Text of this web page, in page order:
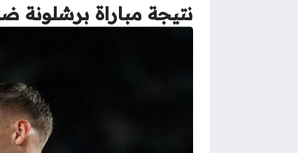
نتيجة مباراة برشلونة